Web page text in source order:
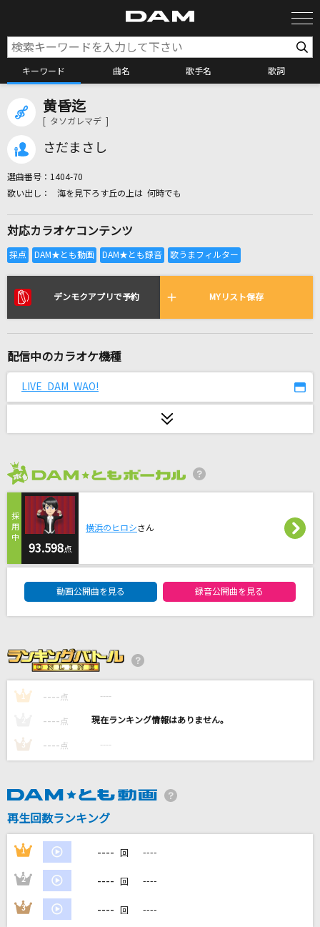
キーワード 曲名 歌手名 歌詞
全国りれき
リアルタイムで歌われている曲の一覧
名前を呼ぶよ
世界に一つだけの花
中島みゆき
[生音]Everything
ア・プリオリ
Mrs. GREEN APPLE
[生音]愛は眠らないHave You Never Been Mell
ow
#あくあ色ぱれっと
湊あくあ
ジョン)
magnet
minato feat.初音ミク&巡音ルカ
黄昏迄
[ タソガレマデ ]
さだまさし
選曲番号： 1404-70
海を見下ろす丘の上は 何時でも
対応カラオケコンテンツ
デンモクアプリで予約 MYリスト保存
配信中のカラオケ機種
LIVE DAM WAO!
93.598点
横浜のヒロシさん
動画公開曲を見る 録音公開曲を見る
1 ---- 点 ----
---- 点 ----
3 ---- 点 ----
再生回数ランキング
1 ---- 回 ----
2 ---- 回 ----
3 ---- 回 ----